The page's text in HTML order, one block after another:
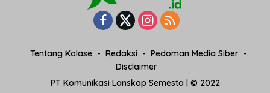
Tentang Kolase Redaksi
Pedoman Media Siber
Disclaimer
PT Komunikasi Lanskap Semesta | © 2022